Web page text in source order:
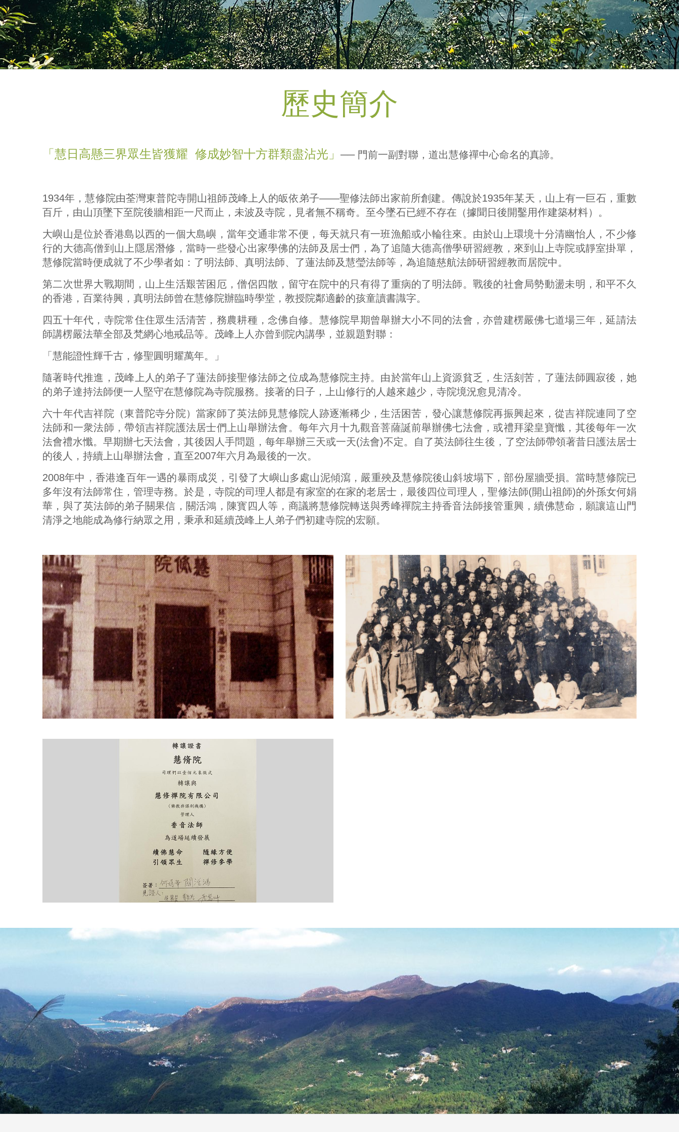
歷史簡介
「慧日高懸三界眾生皆獲耀 修成妙智十方群類盡沾光」 ── 門前一副對聯，道出慧修禪中心命名的真諦。
1934年，慧修院由荃灣東普陀寺開山祖師茂峰上人的皈依弟子——聖修法師出家前所創建。傳說於1935年某天，山上有一巨石，重數
百斤，由山頂墜下至院後牆相距一尺而止，未波及寺院，見者無不稱奇。至今墜石已經不存在（據聞日後開鑿用作建築材料）。
大嶼山是位於香港島以西的一個大島嶼，當年交通非常不便，每天就只有一班漁船或小輪往來。由於山上環境十分清幽怡人，不少修
行的大德高僧到山上隱居潛修，當時一些發心出家學佛的法師及居士們，為了追隨大德高僧學研習經教，來到山上寺院或靜室掛單，
慧修院當時便成就了不少學者如：了明法師、真明法師、了蓮法師及慧瑩法師等，為追隨慈航法師研習經教而居院中。
第二次世界大戰期間，山上生活艱苦困厄，僧侶四散，留守在院中的只有得了重病的了明法師。戰後的社會局勢動盪未明，和平不久
的香港，百業待興，真明法師曾在慧修院辦臨時學堂，教授院鄰適齡的孩童讀書識字。
四五十年代，寺院常住住眾生活清苦，務農耕種，念佛自修。慧修院早期曾舉辦大小不同的法會，亦曾建楞嚴佛七道場三年，延請法
師講楞嚴法華全部及梵網心地戒品等。茂峰上人亦曾到院內講學，並親題對聯：
「慧能證性輝千古，修聖圓明耀萬年。」
隨著時代推進，茂峰上人的弟子了蓮法師接聖修法師之位成為慧修院主持。由於當年山上資源貧乏，生活刻苦，了蓮法師圓寂後，她
的弟子達持法師便一人堅守在慧修院為寺院服務。接著的日子，上山修行的人越來越少，寺院境況愈見清冷。
六十年代吉祥院（東普陀寺分院）當家師了英法師見慧修院人跡逐漸稀少，生活困苦，發心讓慧修院再振興起來，從吉祥院連同了空
法師和一衆法師，帶領吉祥院護法居士們上山舉辦法會。每年六月十九觀音菩薩誕前舉辦佛七法會，或禮拜梁皇寶懺，其後每年一次
法會禮水懺。早期辦七天法會，其後因人手問題，每年舉辦三天或一天(法會)不定。自了英法師往生後，了空法師帶領著昔日護法居士
的後人，持續上山舉辦法會，直至2007年六月為最後的一次。
2008年中，香港逢百年一遇的暴雨成災，引發了大嶼山多處山泥傾瀉，嚴重殃及慧修院後山斜坡塌下，部份屋牆受損。當時慧修院已
多年沒有法師常住，管理寺務。於是，寺院的司理人都是有家室的在家的老居士，最後四位司理人，聖修法師(開山祖師)的外孫女何娟
華，與了英法師的弟子關果信，關活鴻，陳寳四人等，商議將慧修院轉送與秀峰禪院主持香音法師接管重興，續佛慧命，願讓這山門
清淨之地能成為修行納眾之用，秉承和延續茂峰上人弟子們初建寺院的宏願。